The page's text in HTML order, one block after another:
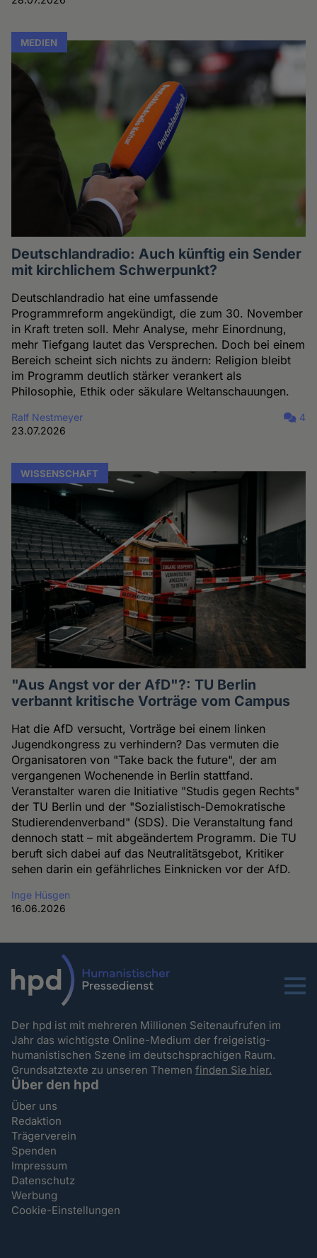
MEDIEN
Deutschlandradio: Auch künftig ein Sender
mit kirchlichem Schwerpunkt?
Deutschlandradio hat eine umfassende
Programmreform angekündigt, die zum 30. November
in Kraft treten soll. Mehr Analyse, mehr Einordnung,
mehr Tiefgang lautet das Versprechen. Doch bei einem
Bereich scheint sich nichts zu ändern: Religion bleibt
im Programm deutlich stärker verankert als
Philosophie, Ethik oder säkulare Weltanschauungen.
Ralf Nestmeyer
23.07.2026
4
WISSENSCHAFT
"Aus Angst vor der AfD"?: TU Berlin
verbannt kritische Vorträge vom Campus
Hat die AfD versucht, Vorträge bei einem linken
Jugendkongress zu verhindern? Das vermuten die
Organisatoren von "Take back the future", der am
vergangenen Wochenende in Berlin stattfand.
Veranstalter waren die Initiative "Studis gegen Rechts"
der TU Berlin und der "Sozialistisch-Demokratische
Studierendenverband" (SDS). Die Veranstaltung fand
dennoch statt – mit abgeändertem Programm. Die TU
beruft sich dabei auf das Neutralitätsgebot, Kritiker
sehen darin ein gefährliches Einknicken vor der AfD.
Inge Hüsgen
16.06.2026
Menu
Der hpd ist mit mehreren Millionen Seitenaufrufen im
Jahr das wichtigste Online-Medium der freigeistig-
humanistischen Szene im deutschsprachigen Raum.
Grundsatztexte zu unseren Themenfinden Sie hier.
Über den hpd
Über uns
Redaktion
Trägerverein
Spenden
Impressum
Datenschutz
Werbung
Cookie-Einstellungen